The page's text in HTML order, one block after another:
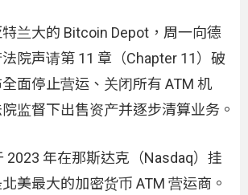
兰大的 Bitcoin Depot，周一向德
院声请第 11 章（Chapter 11）破
面停止营运、关闭所有 ATM 机
监督下出售资产并逐步清算业务。
2023 年在那斯达克（Nasdaq）挂
美最大的加密货币 ATM 营运商。